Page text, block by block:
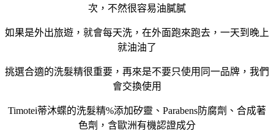
次，不然很容易油膩膩
如果是外出旅遊，就會每天洗，在外面跑來跑去，一天到晚上
就油油了
挑選合適的洗髮精很重要，再來是不要只使用同一品牌，我們
會交換使用
Timotei蒂沐蝶的洗髮精%添加矽靈、Parabens防腐劑、合成著
色劑，含歐洲有機認證成分